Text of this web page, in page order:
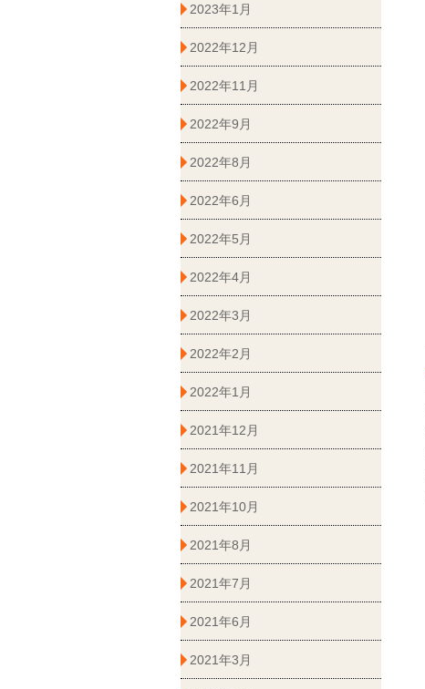
2023年1月
2022年12月
2022年11月
2022年9月
2022年8月
2022年6月
2022年5月
2022年4月
2022年3月
2022年2月
2022年1月
2021年12月
2021年11月
2021年10月
2021年8月
2021年7月
2021年6月
2021年3月